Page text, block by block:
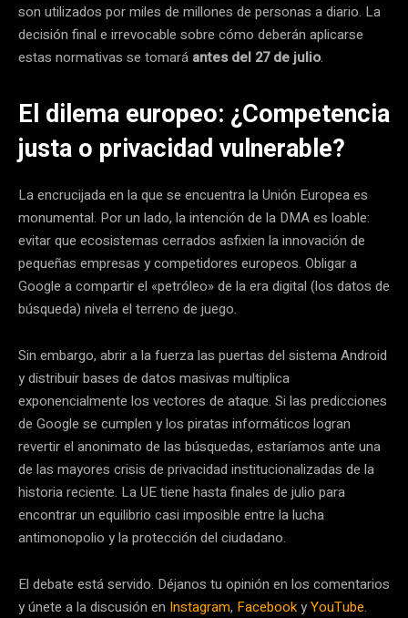
son utilizados por miles de millones de personas a diario. La
decisión final e irrevocable sobre cómo deberán aplicarse
estas normativas se tomará antes del 27 de julio.
El dilema europeo: ¿Competencia
justa o privacidad vulnerable?
La encrucijada en la que se encuentra la Unión Europea es
monumental. Por un lado, la intención de la DMA es loable:
evitar que ecosistemas cerrados asfixien la innovación de
pequeñas empresas y competidores europeos. Obligar a
Google a compartir el «petróleo» de la era digital (los datos de
búsqueda) nivela el terreno de juego.
Sin embargo, abrir a la fuerza las puertas del sistema Android
y distribuir bases de datos masivas multiplica
exponencialmente los vectores de ataque. Si las predicciones
de Google se cumplen y los piratas informáticos logran
revertir el anonimato de las búsquedas, estaríamos ante una
de las mayores crisis de privacidad institucionalizadas de la
historia reciente. La UE tiene hasta finales de julio para
encontrar un equilibrio casi imposible entre la lucha
antimonopolio y la protección del ciudadano.
El debate está servido. Déjanos tu opinión en los comentarios
y únete a la discusión en Instagram, FacebookyYouTube.